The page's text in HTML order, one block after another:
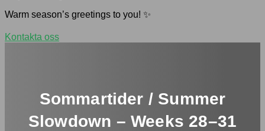
Warm season’s greetings to you! ✨
Kontakta oss
Sommartider / Summer
Slowdown – Weeks 28–31